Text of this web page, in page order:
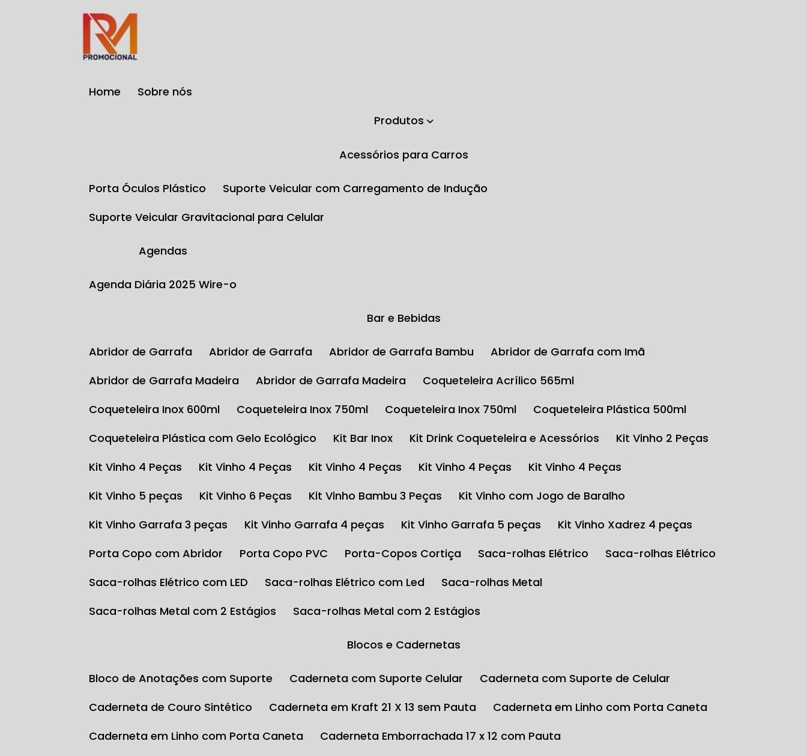
Home
Sobre nós
Produtos
Acessórios para Carros
Porta Óculos Plástico
Suporte Veicular com Carregamento de Indução
Suporte Veicular Gravitacional para Celular
Agendas
Agenda Diária 2025 Wire-o
Bar e Bebidas
Abridor de Garrafa Abridor de Garrafa Abridor de Garrafa Bambu
Abridor de Garrafa com Imã
Abridor de Garrafa Madeira
Abridor de Garrafa Madeira
Coqueteleira Acrílico 565ml
Coqueteleira Inox 600ml
Coqueteleira Inox 750ml Coqueteleira Inox 750ml
Coqueteleira Plástica 500ml
Coqueteleira Plástica com Gelo Ecológico
Kit Bar Inox Kit Drink Coqueteleira e Acessórios
Kit Vinho 2 Peças
Kit Vinho 4 Peças
Kit Vinho 4 Peças Kit Vinho 4 Peças Kit Vinho 4 Peças
Kit Vinho 4 Peças
Kit Vinho 5 peças
Kit Vinho 6 Peças Kit Vinho Bambu 3 Peças
Kit Vinho com Jogo de Baralho
Kit Vinho Garrafa 3 peças
Kit Vinho Garrafa 4 peças Kit Vinho Garrafa 5 peças
Kit Vinho Xadrez 4 peças
Porta Copo com Abridor
Porta Copo PVC Porta-Copos Cortiça Saca-rolhas Elétrico
Saca-rolhas Elétrico
Saca-rolhas Elétrico com LED
Saca-rolhas Elétrico com Led
Saca-rolhas Metal
Saca-rolhas Metal com 2 Estágios
Saca-rolhas Metal com 2 Estágios
Blocos e Cadernetas
Bloco de Anotações com Suporte Caderneta com Suporte Celular
Caderneta com Suporte de Celular
Caderneta de Couro Sintético
Caderneta em Kraft 21 X 13 sem Pauta
Caderneta em Linho com Porta Caneta
Caderneta em Linho com Porta Caneta
Caderneta Emborrachada 17 x 12 com Pauta